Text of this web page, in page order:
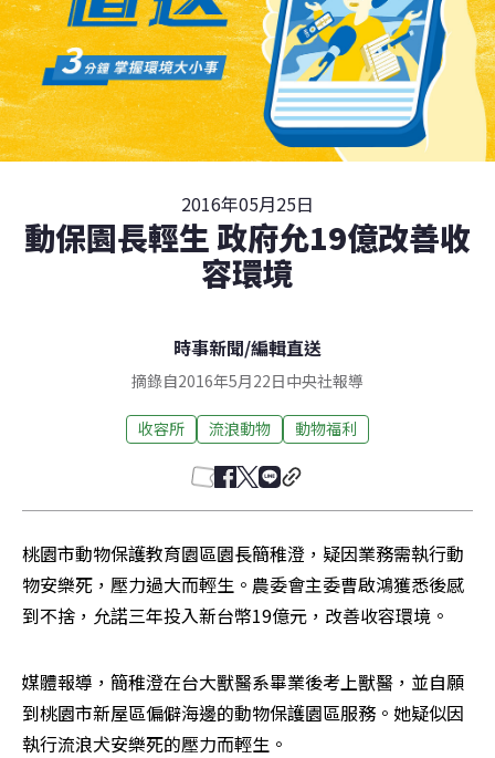
2016年05月25日
動保園長輕生 政府允19億改善收
容環境
時事新聞/編輯直送
摘錄自2016年5月22日中央社報導
收容所 流浪動物 動物福利
桃園市動物保護教育園區園長簡稚澄，疑因業務需執行動
物安樂死，壓力過大而輕生。農委會主委曹啟鴻獲悉後感
到不捨，允諾三年投入新台幣19億元，改善收容環境。
媒體報導，簡稚澄在台大獸醫系畢業後考上獸醫，並自願
到桃園市新屋區偏僻海邊的動物保護園區服務。她疑似因
執行流浪犬安樂死的壓力而輕生。